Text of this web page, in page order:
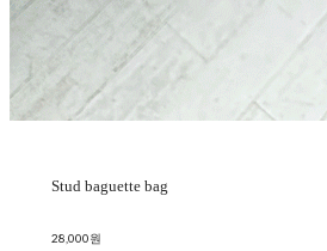
Stud baguette bag
28,000원